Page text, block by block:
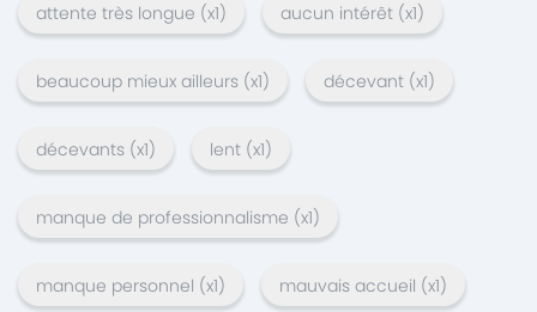
attente très longue (x1) aucun intérêt (x1)
beaucoup mieux ailleurs (x1) décevant (x1)
décevants (x1) lent (x1)
manque de professionnalisme (x1)
manque personnel (x1) mauvais accueil (x1)